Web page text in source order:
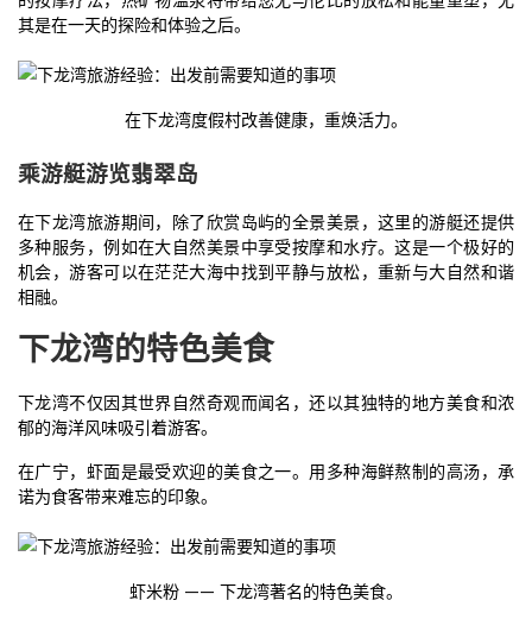
其是在一天的探险和体验之后。
在下龙湾度假村改善健康，重焕活力。
乘游艇游览翡翠岛
在下龙湾旅游期间，除了欣赏岛屿的全景美景，这里的游艇还提供
多种服务，例如在大自然美景中享受按摩和水疗。这是一个极好的
机会，游客可以在茫茫大海中找到平静与放松，重新与大自然和谐
相融。
下龙湾的特色美食
下龙湾不仅因其世界自然奇观而闻名，还以其独特的地方美食和浓
郁的海洋风味吸引着游客。
在广宁，虾面是最受欢迎的美食之一。用多种海鲜熬制的高汤，承
诺为食客带来难忘的印象。
虾米粉 —— 下龙湾著名的特色美食。